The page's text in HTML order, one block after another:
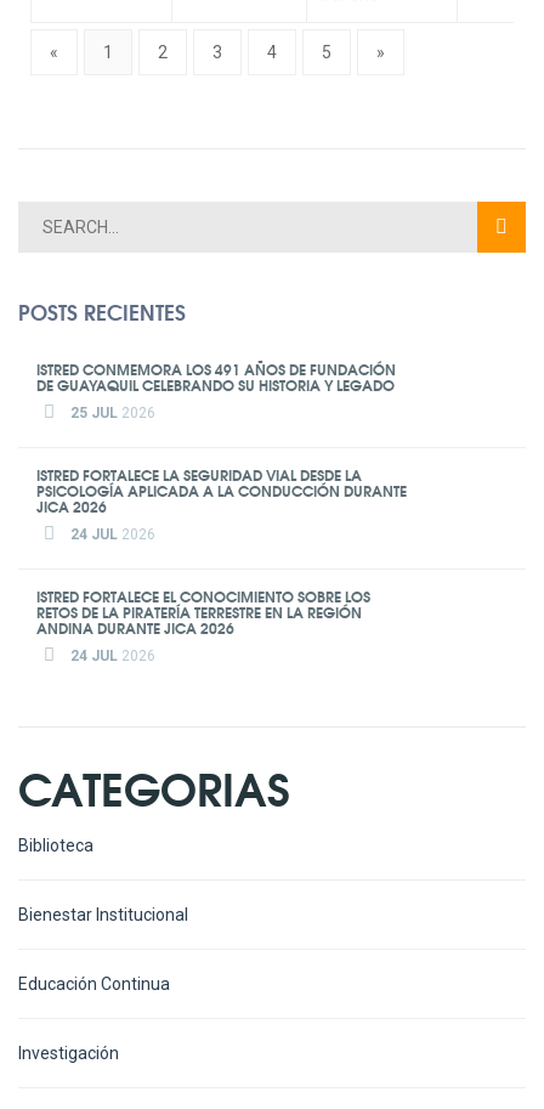
« 1 2 3 4 5 »
POSTS RECIENTES
ISTRED CONMEMORA LOS 491 AÑOS DE FUNDACIÓN
DE GUAYAQUIL CELEBRANDO SU HISTORIA Y LEGADO
25 JUL 2026
ISTRED FORTALECE LA SEGURIDAD VIAL DESDE LA
PSICOLOGÍA APLICADA A LA CONDUCCIÓN DURANTE
JICA 2026
24 JUL 2026
ISTRED FORTALECE EL CONOCIMIENTO SOBRE LOS
RETOS DE LA PIRATERÍA TERRESTRE EN LA REGIÓN
ANDINA DURANTE JICA 2026
24 JUL 2026
CATEGORIAS
Biblioteca
Bienestar Institucional
Educación Continua
Investigación